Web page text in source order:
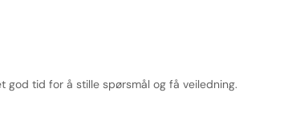
god tid for å stille spørsmål og få veiledning.